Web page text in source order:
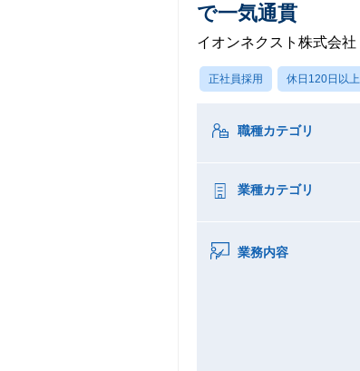
で一気通貫
イオンネクスト株式会社
正社員採用 休日120日以上
職種カテゴリ
業種カテゴリ
業務内容